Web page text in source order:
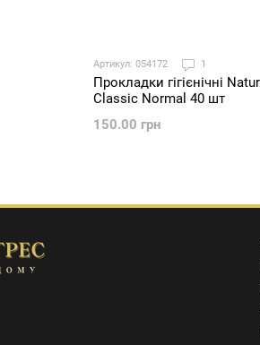
Артикул: 054172 1
Прокладки гігієнічні
Classic Normal 40 шт
150.00 грн